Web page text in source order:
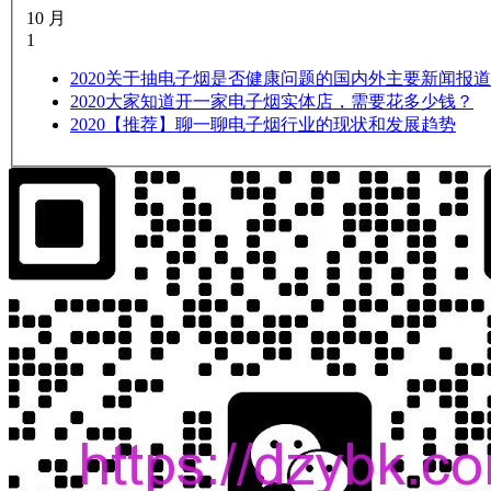
10 月
1
2020关于抽电子烟是否健康问题的国内外主要新闻报
2020大家知道开一家电子烟实体店，需要花多少钱？
2020 【推荐】聊一聊电子烟行业的现状和发展趋势